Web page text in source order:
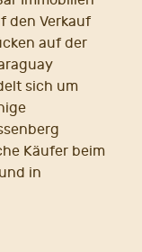
den Verkauf
auf der
sich um
Käufer beim
in